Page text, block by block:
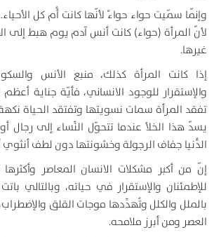
وإنّما سمّيت حواء حواءً لأنّها كانت أُم كل
لأنّ المرأة (حواء) كانت أنس آدم يوم هبط إلى
غيرها.
إذا كانت المرأة كذلك، منبع الأنس
والإستقرار للوجود الانساني، فأيّة جناية أعظم
تفقد المرأة سمات نسويتها وتفتقد الحياة
يسدّ هذا الخلأ عندما تتحوّل النِّساء إلى رجال
الدُّنيا جفاف الرجولة وخشونتها دون لطف
إنّ من أكبر مشكلات الانسان المعاصر
للإطمئنان والإستقرار في حياته، وبالتالي
بالملل والكلل وتُهدِّدها موجات القلق
العصر ومن أبرز ملامحه.